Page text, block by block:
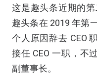
这是趣头条近期的第
趣头条在 2019 年第
个人原因辞去 CEO
接任 CEO 一职，不
副董事长。